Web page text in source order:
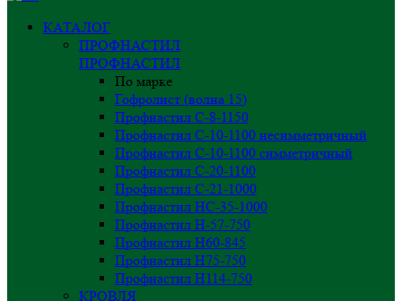
КАТАЛОГ
ПРОФНАСТИЛ
ПРОФНАСТИЛ
По марке
Гофролист (волна 15)
Профнастил С-8-1150
Профнастил С-10-1100 несимметричный
Профнастил С-10-1100 симметричный
Профнастил С-20-1100
Профнастил С-21-1000
Профнастил НС-35-1000
Профнастил H-57-750
Профнастил Н60-845
Профнастил Н75-750
Профнастил Н114-750
КРОВЛЯ